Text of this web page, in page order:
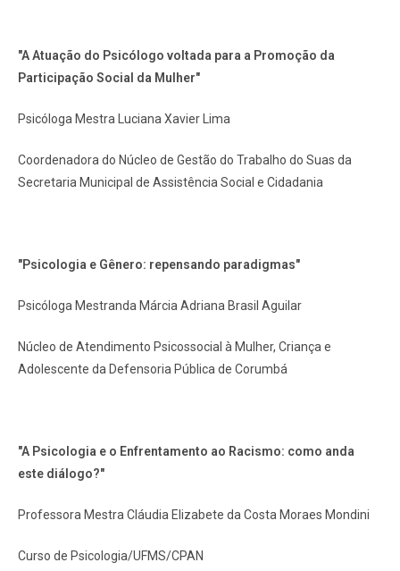
"A Atuação do Psicólogo voltada para a Promoção da
Participação Social da Mulher"
Psicóloga Mestra Luciana Xavier Lima
Coordenadora do Núcleo de Gestão do Trabalho do Suas da
Secretaria Municipal de Assistência Social e Cidadania
"Psicologia e Gênero: repensando paradigmas"
Psicóloga Mestranda Márcia Adriana Brasil Aguilar
Núcleo de Atendimento Psicossocial à Mulher, Criança e
Adolescente da Defensoria Pública de Corumbá
"A Psicologia e o Enfrentamento ao Racismo: como anda
este diálogo?"
Professora Mestra Cláudia Elizabete da Costa Moraes Mondini
Curso de Psicologia/UFMS/CPAN